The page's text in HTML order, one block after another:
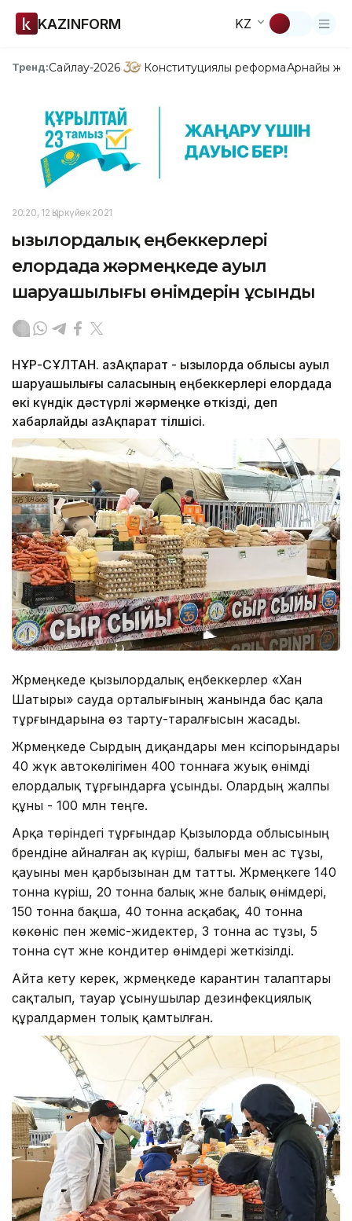
KAZINFORM KZ
Тренд:Сайлау-2026 Конституциялық реформаАрнайы
20:20, 12 Қыркүйек 2021
Қызылордалық еңбеккерлері
елордада жәрмеңкеде ауыл
шаруашылығы өнімдерін ұсынды
НҰР-СҰЛТАН. ҚазАқпарат - Қызылорда облысы ауыл
шаруашылығы саласының еңбеккерлері елордада
екі күндік дәстүрлі жәрмеңке өткізді, деп
хабарлайды ҚазАқпарат тілшісі.
Жәрмеңкеде қызылордалық еңбеккерлер «Хан
Шатыры» сауда орталығының жанында бас қала
тұрғындарына өз тарту-таралғысын жасады.
Жәрмеңкеде Сырдың диқандары мен кәсіпорындары
40 жүк автокөлігімен 400 тоннаға жуық өнімді
елордалық тұрғындарға ұсынды. Олардың жалпы
құны - 100 млн теңге.
Арқа төріндегі тұрғындар Қызылорда облысының
брендіне айналған ақ күріш, балығы мен ас тұзы,
қауыны мен қарбызынан дәм татты. Жәрмеңкеге 140
тонна күріш, 20 тонна балық және балық өнімдері,
150 тонна бақша, 40 тонна асқабақ, 40 тонна
көкөніс пен жеміс-жидектер, 3 тонна ас тұзы, 5
тонна сүт және кондитер өнімдері жеткізілді.
Айта кету керек, жәрмеңкеде карантин талаптары
сақталып, тауар ұсынушылар дезинфекциялық
құралдармен толық қамтылған.